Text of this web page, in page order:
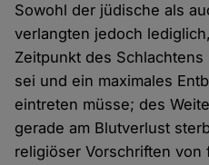
Sowohl der jüdische als
verlangten jedoch
Zeitpunkt des
sei und ein maximales
eintreten müsse; des
gerade am Blutverlust
religiöser Vorschriften von